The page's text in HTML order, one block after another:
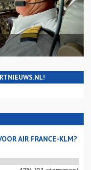
AIR FRANCE-KLM?